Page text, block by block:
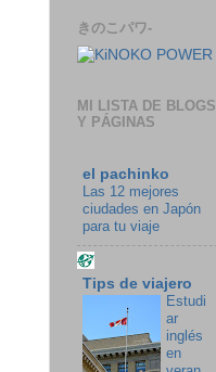
きのこパワ-
MI LISTA DE BLOGS
Y PÁGINAS
el pachinko
Las 12 mejores
ciudades en Japón
para tu viaje
Tips de viajero
Estudi
ar
inglés
en